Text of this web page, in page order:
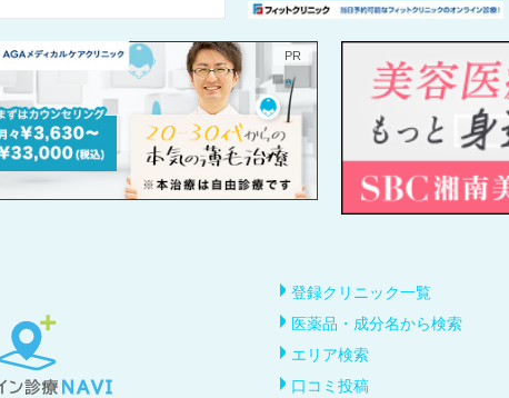
登録クリニック一覧
医薬品・成分名から検索
エリア検索
口コミ投稿